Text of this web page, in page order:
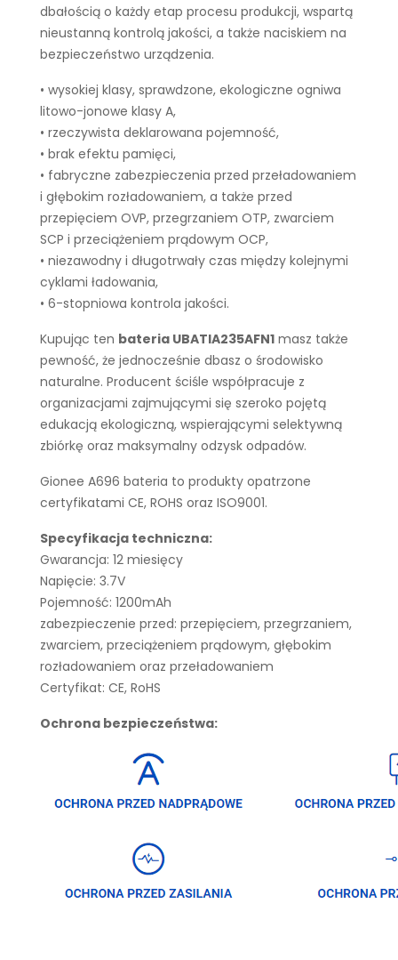
dbałością o każdy etap procesu produkcji, wspartą
nieustanną kontrolą jakości, a także naciskiem na
bezpieczeństwo urządzenia.
• wysokiej klasy, sprawdzone, ekologiczne ogniwa
litowo-jonowe klasy A,
• rzeczywista deklarowana pojemność,
• brak efektu pamięci,
• fabryczne zabezpieczenia przed przeładowaniem
i głębokim rozładowaniem, a także przed
przepięciem OVP, przegrzaniem OTP, zwarciem
SCP i przeciążeniem prądowym OCP,
• niezawodny i długotrwały czas między kolejnymi
cyklami ładowania,
• 6-stopniowa kontrola jakości.
Kupując ten bateria UBATIA235AFN1 masz także
pewność, że jednocześnie dbasz o środowisko
naturalne. Producent ściśle współpracuje z
organizacjami zajmującymi się szeroko pojętą
edukacją ekologiczną, wspierającymi selektywną
zbiórkę oraz maksymalny odzysk odpadów.
Gionee A696 bateria to produkty opatrzone
certyfikatami CE, ROHS oraz ISO9001.
Specyfikacja techniczna:
Gwarancja: 12 miesięcy
Napięcie: 3.7V
Pojemność: 1200mAh
zabezpieczenie przed: przepięciem, przegrzaniem,
zwarciem, przeciążeniem prądowym, głębokim
rozładowaniem oraz przeładowaniem
Certyfikat: CE, RoHS
Ochrona bezpieczeństwa: